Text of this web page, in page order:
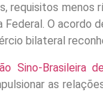
requisitos menos
O acordo
bilateral
Sino-Brasileira
as